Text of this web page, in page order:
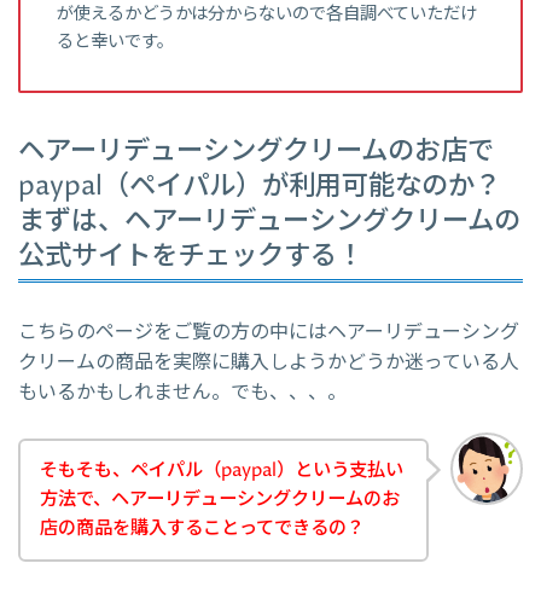
が使えるかどうかは分からないので各自調べていただけ
ると幸いです。
ヘアーリデューシングクリームのお店で
paypal（ペイパル）が利用可能なのか？
まずは、ヘアーリデューシングクリームの
公式サイトをチェックする！
こちらのページをご覧の方の中にはヘアーリデューシング
クリームの商品を実際に購入しようかどうか迷っている人
もいるかもしれません。でも、、、。
そもそも、ペイパル（paypal）という支払い
方法で、ヘアーリデューシングクリームのお
店の商品を購入することってできるの？